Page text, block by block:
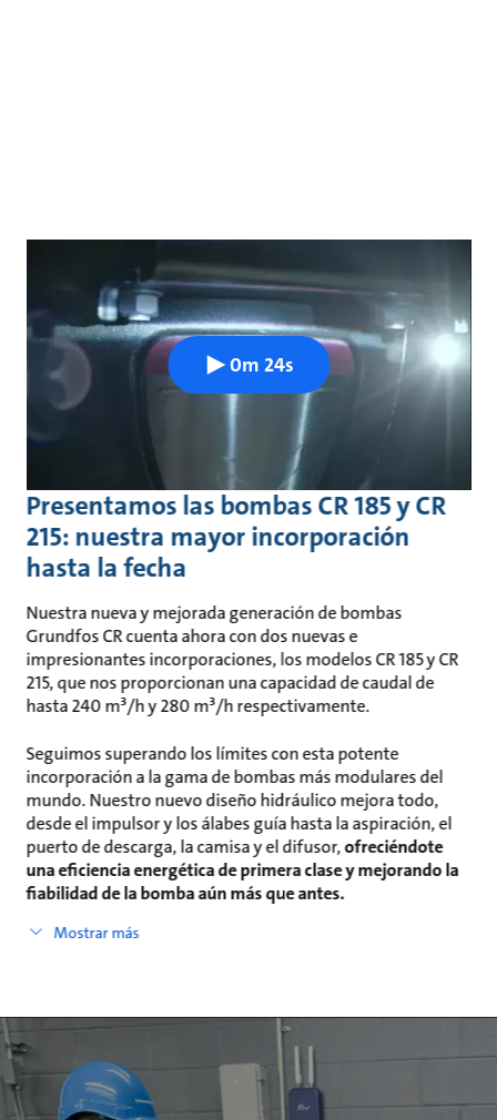
Presentamos las bombas CR 185 y CR
215: nuestra mayor incorporación
hasta la fecha
Nuestra nueva y mejorada generación de bombas
Grundfos CR cuenta ahora con dos nuevas e
impresionantes incorporaciones, los modelos CR 185 y CR
215, que nos proporcionan una capacidad de caudal de
hasta 240 m³/h y 280 m³/h respectivamente.
Seguimos superando los límites con esta potente
incorporación a la gama de bombas más modulares del
mundo. Nuestro nuevo diseño hidráulico mejora todo,
desde el impulsor y los álabes guía hasta la aspiración, el
puerto de descarga, la camisa y el difusor,ofreciéndote
una eficiencia energética de primera clase y mejorando la
fiabilidad de la bomba aún más que antes.
Mostrar más
0m 24s